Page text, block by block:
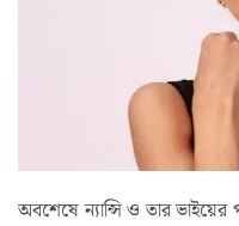
অবশেষে ন্যান্সি ও তার